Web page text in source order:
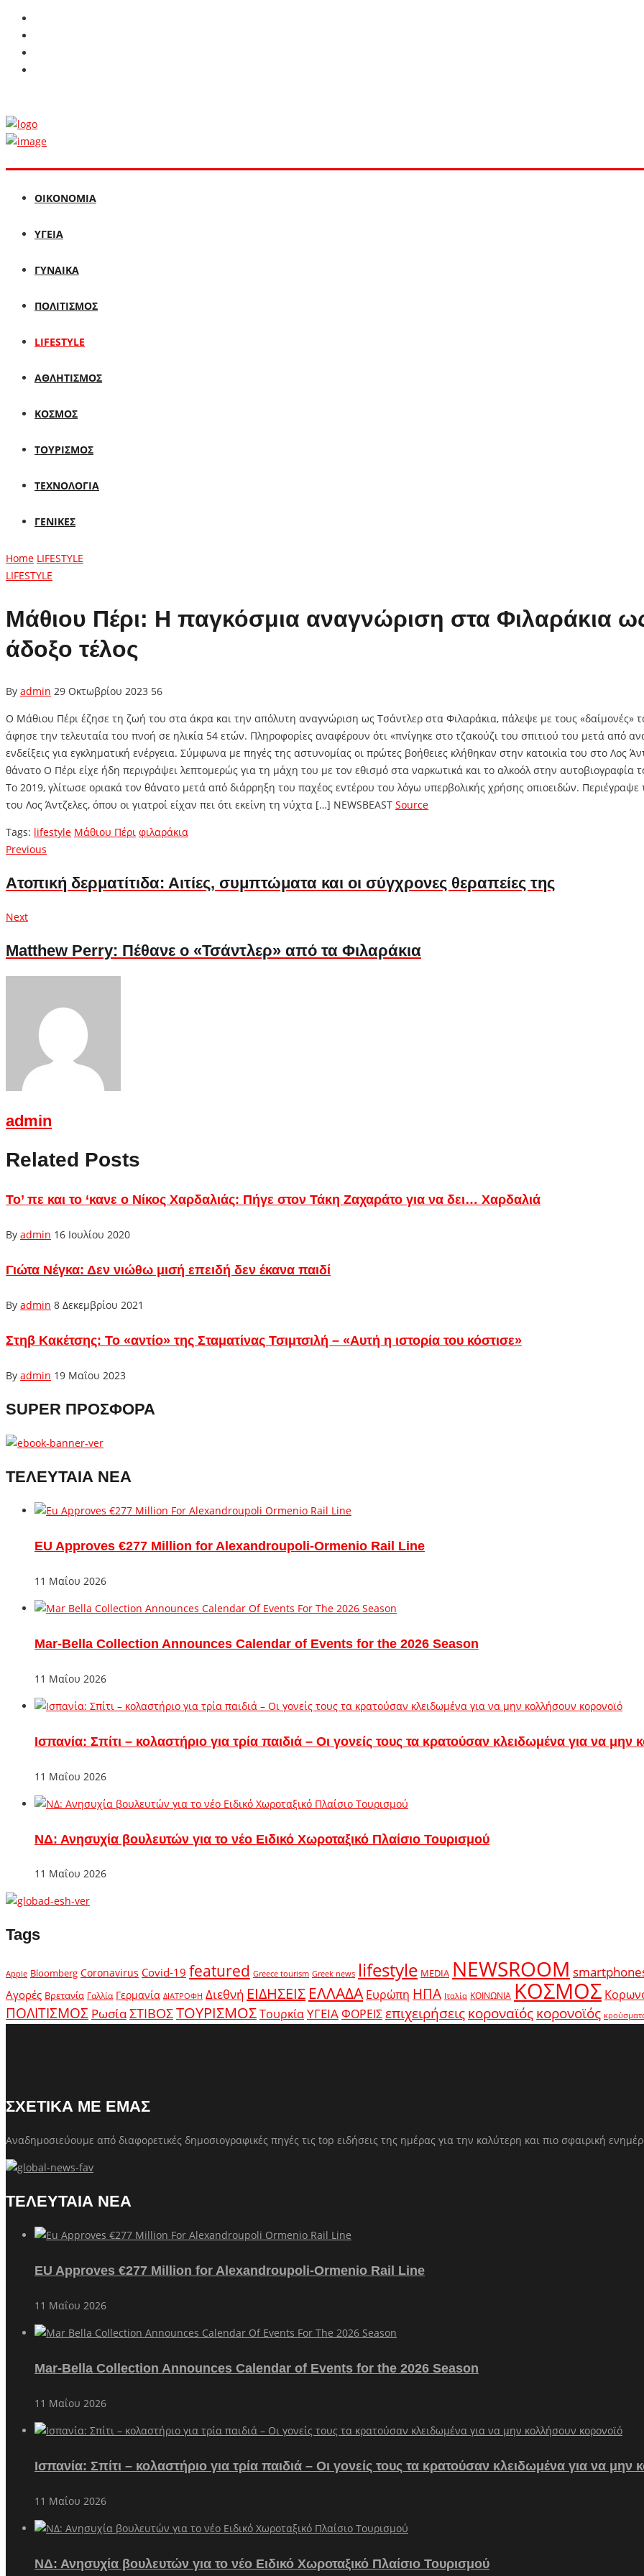
ΟΙΚΟΝΟΜΙΑ
ΥΓΕΙΑ
ΓΥΝΑΙΚΑ
ΠΟΛΙΤΙΣΜΟΣ
LIFESTYLE
ΑΘΛΗΤΙΣΜΟΣ
ΚΟΣΜΟΣ
ΤΟΥΡΙΣΜΟΣ
ΤΕΧΝΟΛΟΓΙΑ
ΓΕΝΙΚΕΣ
Home LIFESTYLE
LIFESTYLE
Μάθιου Πέρι: Η παγκόσμια αναγνώριση στα Φιλαράκια ως
άδοξο τέλος
By admin 29 Οκτωβρίου 2023 56
Ο Μάθιου Πέρι έζησε τη ζωή του στα άκρα και την απόλυτη αναγνώριση ως Τσάντλερ στα Φιλαράκια, πάλεψε με τους «δαίμονές»
άφησε την τελευταία του πνοή σε ηλικία 54 ετών. Πληροφορίες αναφέρουν ότι «πνίγηκε στο τζακούζι του σπιτιού του μετά από
ενδείξεις για εγκληματική ενέργεια. Σύμφωνα με πηγές της αστυνομίας οι πρώτες βοήθειες κλήθηκαν στην κατοικία του στο Λος
θάνατο Ο Πέρι είχε ήδη περιγράψει λεπτομερώς για τη μάχη του με τον εθισμό στα ναρκωτικά και το αλκοόλ στην αυτοβιογραφία
Το 2019, γλίτωσε οριακά τον θάνατο μετά από διάρρηξη του παχέος εντέρου του λόγω υπερβολικής χρήσης οπιοειδών.
του Λος Άντζελες, όπου οι γιατροί είχαν πει ότι εκείνη τη νύχτα […] NEWSBEAST Source
Tags: lifestyle Μάθιου Πέρι φιλαράκια
Πλοήγηση
άρθρων
Previous
Ατοπική δερματίτιδα: Αιτίες, συμπτώματα και οι σύγχρονες θεραπείες της
NextNext
Matthew Perry: Πέθανε ο «Τσάντλερ» από τα Φιλαράκια
admin
Related Posts
Το’ πε και το ‘κανε ο Νίκος Χαρδαλιάς: Πήγε στον Τάκη Ζαχαράτο για να δει… Χαρδαλιά
By admin 16 Ιουλίου 2020
Γιώτα Νέγκα: Δεν νιώθω μισή επειδή δεν έκανα παιδί
By admin 8 Δεκεμβρίου 2021
Στηβ Κακέτσης: Το «αντίο» της Σταματίνας Τσιμτσιλή – «Αυτή η ιστορία του κόστισε»
By admin 19 Μαΐου 2023
SUPER ΠΡΟΣΦΟΡΑ
ΤΕΛΕΥΤΑΙΑ ΝΕΑ
EU Approves €277 Million for Alexandroupoli-Ormenio Rail Line
11 Μαΐου 2026
Mar-Bella Collection Announces Calendar of Events for the 2026 Season
11 Μαΐου 2026
Ισπανία: Σπίτι – κολαστήριο για τρία παιδιά – Οι γονείς τους τα κρατούσαν κλειδωμένα για να μην
11 Μαΐου 2026
ΝΔ: Ανησυχία βουλευτών για το νέο Ειδικό Χωροταξικό Πλαίσιο Τουρισμού
11 Μαΐου 2026
Tags
Apple Bloomberg Coronavirus Covid-19 featured Greece tourism Greek news lifestyle MEDIA NEWSROOM
Αγορές Βρετανία Γαλλία Γερμανία ΔΙΑΤΡΟΦΗ Διεθνή ΕΙΔΗΣΕΙΣ ΕΛΛΑΔΑ Ευρώπη ΗΠΑ Ιταλία ΚΟΙΝΩΝΙΑ ΚΟΣΜΟΣ
ΠΟΛΙΤΙΣΜΟΣ ΡωσίαΣΤΙΒΟΣΤΟΥΡΙΣΜΟΣΤουρκίαΥΓΕΙΑΦΟΡΕΙΣεπιχειρήσειςκοροναϊόςκορονοϊός
ΣΧΕΤΙΚΑ ΜΕ ΕΜΑΣ
Αναδημοσιεύουμε από διαφορετικές δημοσιογραφικές πηγές τις top ειδήσεις της ημέρας για την καλύτερη και πιο σφαιρική
ΤΕΛΕΥΤΑΙΑ ΝΕΑ
EU Approves €277 Million for Alexandroupoli-Ormenio Rail Line
11 Μαΐου 2026
Mar-Bella Collection Announces Calendar of Events for the 2026 Season
11 Μαΐου 2026
Ισπανία: Σπίτι – κολαστήριο για τρία παιδιά – Οι γονείς τους τα κρατούσαν κλειδωμένα για να μην
11 Μαΐου 2026
ΝΔ: Ανησυχία βουλευτών για το νέο Ειδικό Χωροταξικό Πλαίσιο Τουρισμού